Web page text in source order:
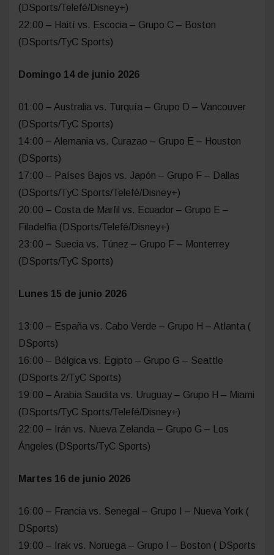
(DSports/Telefé/Disney+)
22:00 – Haití vs. Escocia – Grupo C – Boston
(DSports/TyC Sports)
Domingo 14 de junio 2026
01:00 – Australia vs. Turquía – Grupo D – Vancouver
(DSports/TyC Sports)
14:00 – Alemania vs. Curazao – Grupo E – Houston
(DSports)
17:00 – Países Bajos vs. Japón – Grupo F – Dallas
(DSports/TyC Sports/Telefé/Disney+)
20:00 – Costa de Marfil vs. Ecuador – Grupo E –
Filadelfia (DSports/Telefé/Disney+)
23:00 – Suecia vs. Túnez – Grupo F – Monterrey
(DSports/TyC Sports)
Lunes 15 de junio 2026
13:00 – España vs. Cabo Verde – Grupo H – Atlanta (
DSports)
16:00 – Bélgica vs. Egipto – Grupo G – Seattle
(DSports 2/TyC Sports)
19:00 – Arabia Saudita vs. Uruguay – Grupo H – Miami
(DSports/TyC Sports/Telefé/Disney+)
22:00 – Irán vs. Nueva Zelanda – Grupo G – Los
Ángeles (DSports/TyC Sports)
Martes 16 de junio 2026
16:00 – Francia vs. Senegal – Grupo I – Nueva York (
DSports)
19:00 – Irak vs. Noruega – Grupo I – Boston ( DSports